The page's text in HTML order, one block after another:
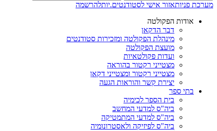
מערכת פניותאזור אישי לסטודנטים.יותלהרשמה
אודות הפקולטה
דבר הדקאן
מינהלת הפקולטה ומזכירות סטודנטים
מועצת הפקולטה
ועדות פקולטאיות
מצטייני רקטור בהוראה
מצטייני רקטור ומצטייני דקאן
יצירת קשר והוראות הגעה
בתי ספר
בית הספר לכימיה
ביה"ס למדעי המחשב
ביה"ס למדעי המתמטיקה
ביה"ס לפיזיקה ולאסטרונומיה